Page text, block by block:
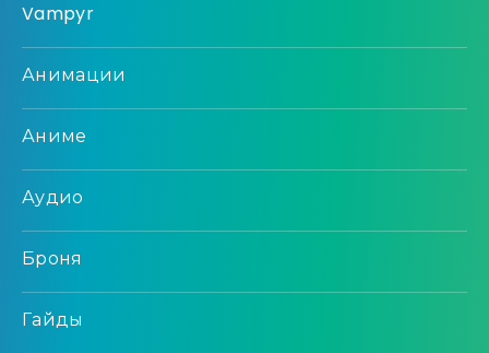
Vampyr
Анимации
Аниме
Аудио
Броня
Гайды